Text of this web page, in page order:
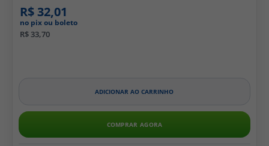
R$ 32,01
no pix ou boleto
R$ 33,70
ADICIONAR AO CARRINHO
COMPRAR AGORA